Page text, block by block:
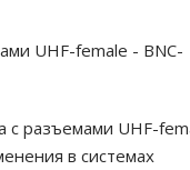
UHF-female - BNC-
с разъемами UHF-
в системах